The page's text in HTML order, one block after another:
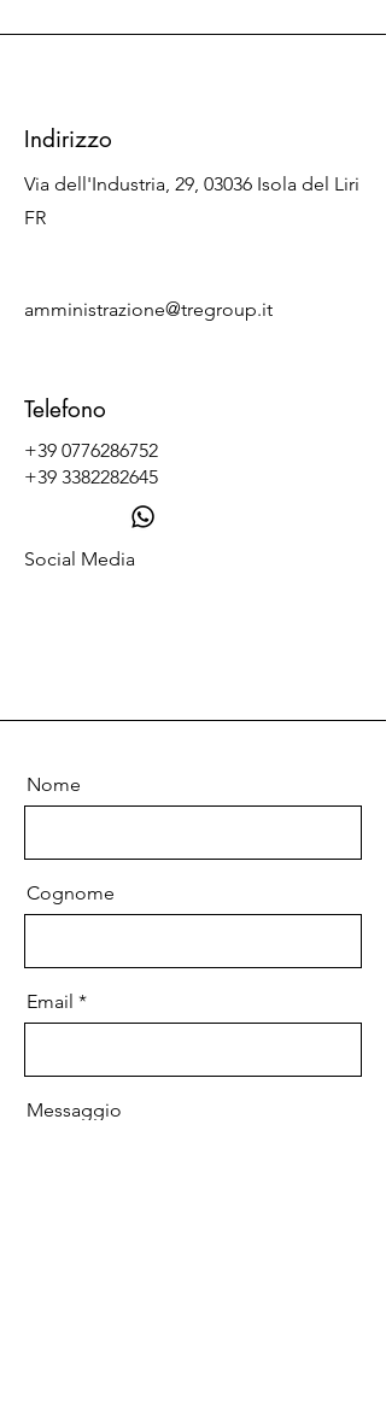
Indirizzo
Via dell'Industria, 29, 03036 Isola del Liri
FR
amministrazione@tregroup.it
Telefono
+39 0776286752
+39 3382282645
Social Media
Nome
Cognome
Email
Messaggio